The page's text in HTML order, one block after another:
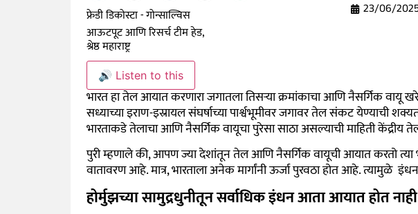
फ्रेडी डिकोस्टा - गोन्साल्विस
आऊटपूट आणि रिसर्च टीम हेड,
श्रेष्ठ महाराष्ट्र
23/06/
🔊 Listen to this
भारत हा तेल आयात करणारा जगातला तिसऱ्या क्रमांकाचा आणि नैसर्गिक वायू
सध्याच्या इराण-इस्रायल संघर्षाच्या पार्श्वभूमीवर जगावर तेल संकट येण्याची
भारताकडे तेलाचा आणि नैसर्गिक वायूचा पुरेसा साठा असल्याची माहिती केंद्रीय
पुरी म्हणाले की, आपण ज्या देशांतून तेल आणि नैसर्गिक वायूची आयात करतो त्या
वातावरण आहे.मात्र, भारताला अनेक मार्गांनी ऊर्जा पुरवठा होत आहे. त्यामुळे
होर्मुझच्या सामुद्रधुनीतून सर्वाधिक इंधन आता आयात होत नाही